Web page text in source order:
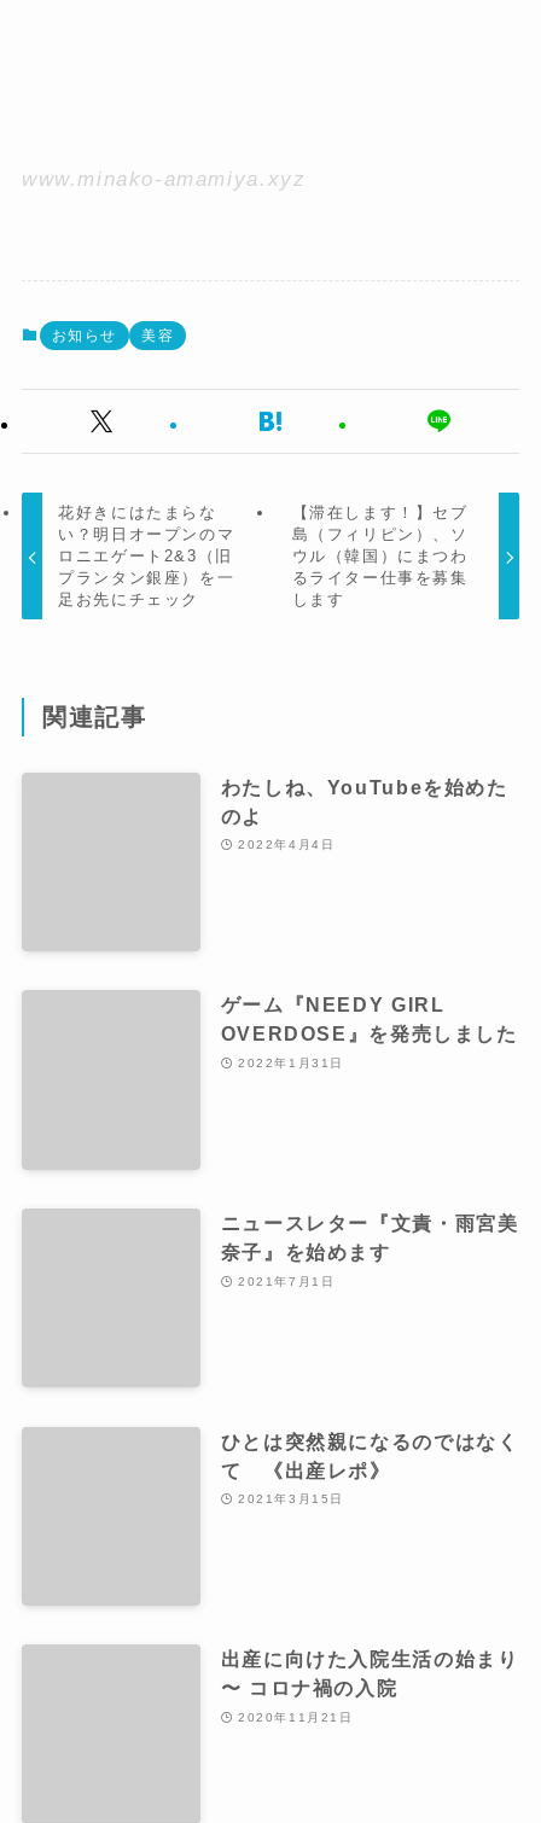
www.minako-amamiya.xyz
お知らせ 美容
花好きにはたまらな
い？明日オープンのマ
ロニエゲート2&3（旧
プランタン銀座）を一
足お先にチェック
【滞在します！】セブ
島（フィリピン）、ソ
ウル（韓国）にまつわ
るライター仕事を募集
します
関連記事
わたしね、YouTubeを始めた
のよ
2022年4月4日
ゲーム『NEEDY GIRL
OVERDOSE』を発売しました
2022年1月31日
ニュースレター『文責・雨宮美
奈子』を始めます
2021年7月1日
ひとは突然親になるのではなく
て 《出産レポ》
2021年3月15日
出産に向けた入院生活の始まり
〜 コロナ禍の入院
2020年11月21日